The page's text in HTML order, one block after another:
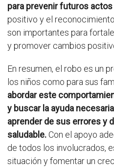
para prevenir futuros
positivo y el
son importantes para
y promover cambios
En resumen, el robo es un
los niños como para sus
abordar este
y buscar la ayuda
aprender de sus errores y
saludable.Con el apoyo
de todos los involucrados,
situación y fomentar un